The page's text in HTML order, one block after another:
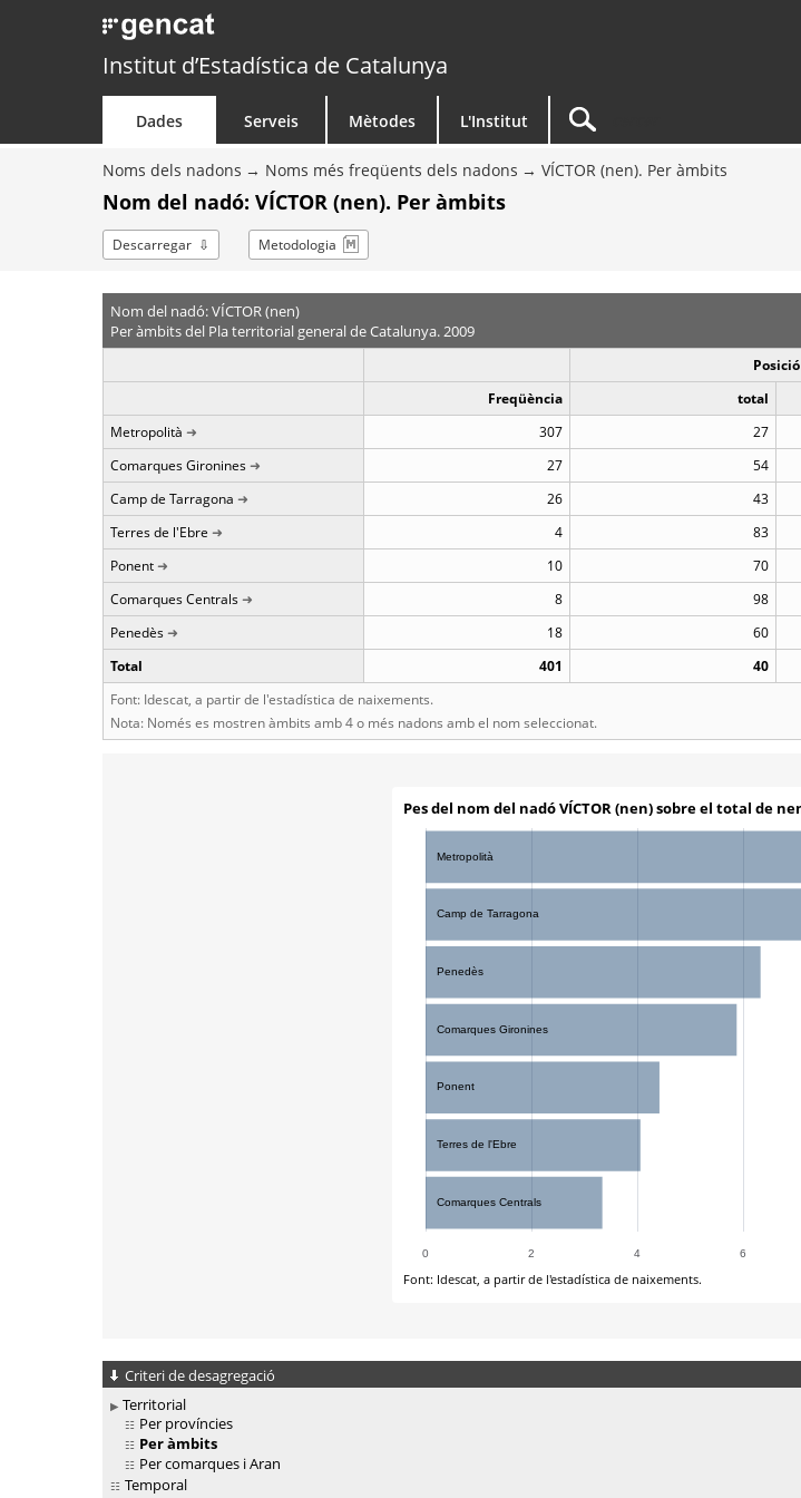
Institut d’Estadística de Catalunya
Dades Serveis Mètodes L'Institut
Noms dels nadons Noms més freqüents dels nadons VÍCTOR (nen). Per àmbits
Nom del nadó: VÍCTOR (nen). Per àmbits
Descarregar Metodologia
Nom del nadó: VÍCTOR (nen)
Per àmbits del Pla territorial general de Catalunya. 2009
Posició
Freqüència
total
Metropolità
307 27
Comarques Gironines
27 54
Camp de Tarragona
26 43
Terres de l'Ebre
4 83
Ponent
10 70
Comarques Centrals
8 98
Penedès
18 60
Total
401 40
Font: Idescat, a partir de l'estadística de naixements.
Nota: Només es mostren àmbits amb 4 o més nadons amb el nom seleccionat.
Criteri de desagregació
Territorial
Per províncies
Per àmbits
Per comarques i Aran
Temporal